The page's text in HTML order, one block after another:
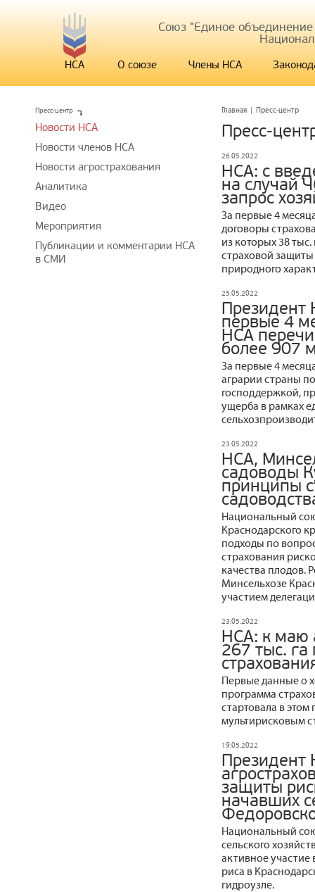
Союз "Единое
НСА О союзе Члены НСА
Главная | Пресс-центр
Пресс-
26.05.2022
НСА: с
на случай
запрос
За первые 4
договоры
из которых 38
страховой защиты
природного
25.05.2022
Президент
первые 4
НСА
более 907
За первые 4
аграрии страны
господдержкой,
ущерба в рамках
23.05.2022
НСА,
садоводы
принципы
Национальный
Краснодарского
подходы по
страхования
качества плодов.
Минсельхозе
участием
23.05.2022
НСА: к маю
267 тыс.
Первые данные о
программа
стартовала в этом
мультирисковым
19.05.2022
защиты
начавших
Национальный
сельского
активное
риса в
гидроузле.
Пресс-центр
Новости НСА
Новости членов НСА
Новости агрострахования
Аналитика
Видео
Мероприятия
Публикации и комментарии НСА
в СМИ